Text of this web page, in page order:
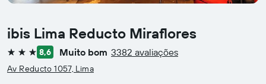
ibis Lima Reducto Miraflores
3 estrelas8,6 Muito bom 3382 avaliações
Av Reducto 1057, Lima